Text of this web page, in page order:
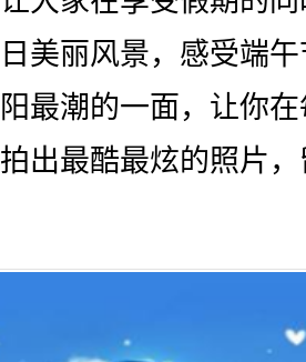
美丽风景，感受端
最潮的一面，让你
出最酷最炫的照片